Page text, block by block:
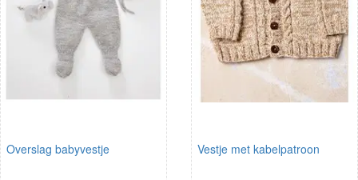
Overslag babyvestje Vestje met kabelpatroon